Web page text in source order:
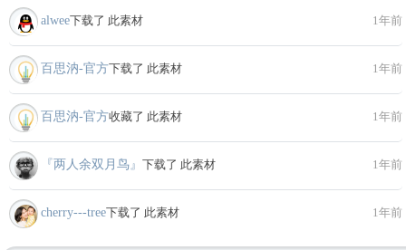
alwee下载了 此素材 1年前
百思汭-官方下载了 此素材 1年前
百思汭-官方收藏了 此素材 1年前
『两人余双月鸟』 下载了 此素材 1年前
cherry---tree下载了 此素材 1年前